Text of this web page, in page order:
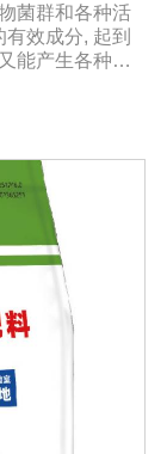
菌群和各种活
效成分, 起到
能产生各种农
防卫酶等多种
抗性, 间接达
改善土填养分疏
加土壤有机质
造成的减产问
分解土壤中的
将土壤中固化
速效磷。3、改
分、氮基酸、
物品质的作
赤霉素、细胞
进作物的生长
的增产5、预
镰刀菌、姜腐
病。